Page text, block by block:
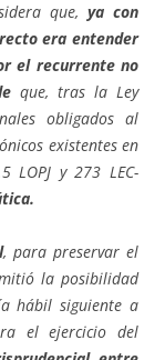
que, ya con
era entender
el recurrente no
que, tras la Ley
obligados al
existentes en
LOPJ y 273 LEC-
, para preservar el
la posibilidad
hábil siguiente a
el ejercicio del